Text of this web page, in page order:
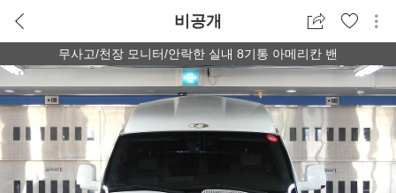
비공개
무사고/천장 모니터/안락한 실내 8기통 아메리칸 밴